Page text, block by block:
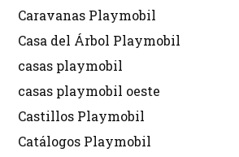
Caravanas Playmobil
Casa del Árbol Playmobil
casas playmobil
casas playmobil oeste
Castillos Playmobil
Catálogos Playmobil